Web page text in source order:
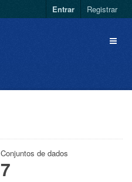
Entrar Registrar
Conjuntos de dados
7